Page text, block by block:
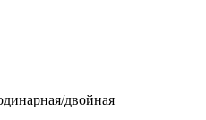
двойная